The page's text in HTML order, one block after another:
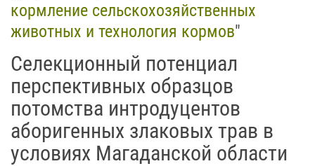
кормление сельскохозяйственных
животных и технология кормов"
Селекционный потенциал
перспективных образцов
потомства интродуцентов
аборигенных злаковых трав в
условиях Магаданской области